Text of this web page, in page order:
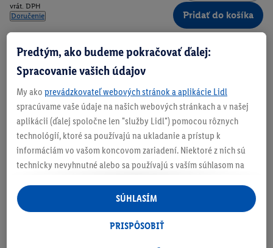
vrát. DPH
Doručenie
Pridať do košíka
Zistite svoju veľkosť
O produkte
Mimoriadne mäkké a priliehavé vďaka viskóze
Predtým, ako budeme pokračovať ďalej:
Spracovanie vašich údajov
My ako prevádzkovateľ webových stránok a aplikácie Lidl
spracúvame vaše údaje na našich webových stránkach a v našej
aplikácii (ďalej spoločne len "služby Lidl") pomocou rôznych
technológií, ktoré sa používajú na ukladanie a prístup k
informáciám vo vašom koncovom zariadení. Niektoré z nich sú
technicky nevyhnutné alebo sa používajú s vaším súhlasom na
personalizovanú reklamu v rámci služieb Lidl aj mimo nich. Ak
ste účastníkom programu Lidl Plus, na tieto účely sa spracúvajú
aj údaje z vášho nákupného správania v obchode.
PRISPÔSOBIŤ
SÚHLASÍM